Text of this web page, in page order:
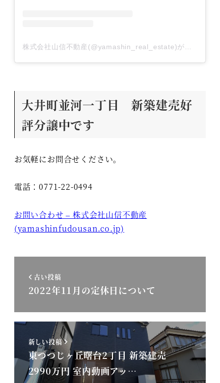
大井町並河一丁目 新築建売好
評分譲中です
お気軽にお問合せください。
電話：0771-22-0494
お問い合わせ – 株式会社山信不動産
(yamashinfudousan.co.jp)
古い投稿
2022年11月の定休日について
新しい投稿
東つつじヶ丘曙台2丁目 新築建売
2990万円 室内動画アッ…